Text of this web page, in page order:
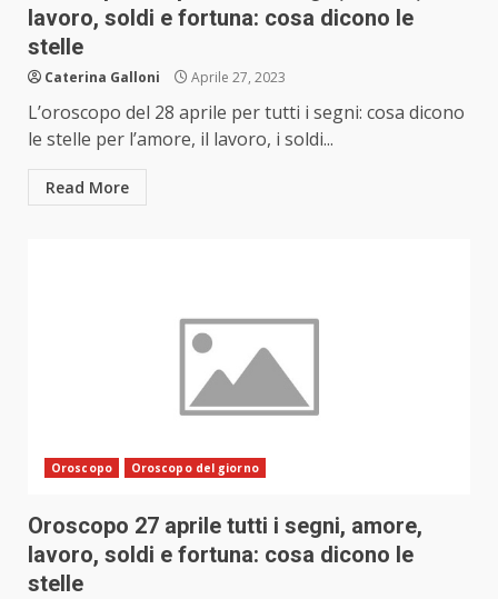
lavoro, soldi e fortuna: cosa dicono le
stelle
Caterina Galloni Aprile 27, 2023
L’oroscopo del 28 aprile per tutti i segni: cosa dicono
le stelle per l’amore, il lavoro, i soldi...
Read More
Oroscopo Oroscopo del giorno
Oroscopo 27 aprile tutti i segni, amore,
lavoro, soldi e fortuna: cosa dicono le
stelle